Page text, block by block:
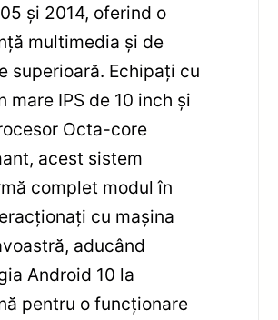
și 2014, oferind o
multimedia și de
superioară. Echipați cu
mare IPS de 10 inch și
Octa-core
acest sistem
complet modul în
cu mașina
aducând
Android 10 la
pentru o funcționare